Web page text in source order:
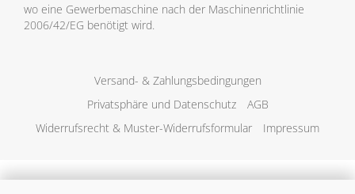
wo eine Gewerbemaschine nach der Maschinenrichtlinie
2006/42/EG benötigt wird.
Versand- & Zahlungsbedingungen
Privatsphäre und Datenschutz
AGB
Widerrufsrecht & Muster-Widerrufsformular
Impressum